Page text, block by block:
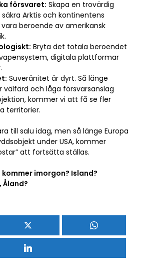
försvaret: Skapa en trovärdig
Arktis och kontinentens
beroende av amerikansk
Bryta det totala beroendet
digitala plattformar
Suveränitet är dyrt. Så länge
välfärd och låga försvarsanslag
kommer vi att få se fler
territorier.
till salu idag, men så länge Europa
under USA, kommer
att fortsätta ställas.
imorgon? Island?
Åland?